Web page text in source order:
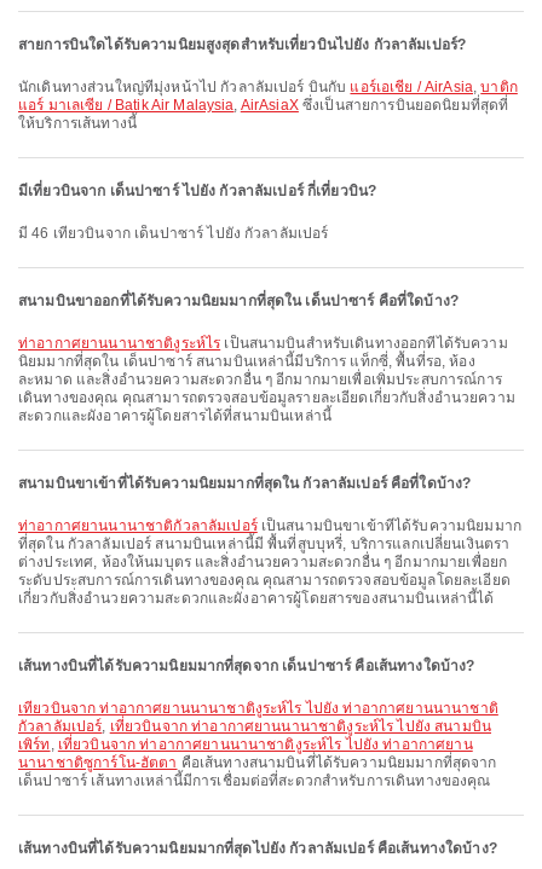
สายการบินใดได้รับความนิยมสูงสุดสำหรับเที่ยวบินไปยัง กัวลาลัมเปอร์?
นักเดินทางส่วนใหญ่ที่มุ่งหน้าไป กัวลาลัมเปอร์ บินกับ แอร์เอเชีย / AirAsia,บาติก
แอร์ มาเลเซีย / Batik Air Malaysia, AirAsiaXซึ่งเป็นสายการบินยอดนิยมที่สุดที่
ให้บริการเส้นทางนี้
มีเที่ยวบินจาก เด็นปาซาร์ ไปยัง กัวลาลัมเปอร์ กี่เที่ยวบิน?
มี 46 เที่ยวบินจาก เด็นปาซาร์ ไปยัง กัวลาลัมเปอร์
สนามบินขาออกที่ได้รับความนิยมมากที่สุดใน เด็นปาซาร์ คือที่ใดบ้าง?
ท่าอากาศยานนานาชาติงูระห์ไร เป็นสนามบินสำหรับเดินทางออกที่ได้รับความ
นิยมมากที่สุดใน เด็นปาซาร์ สนามบินเหล่านี้มีบริการ แท็กซี่, พื้นที่รอ, ห้อง
ละหมาด และสิ่งอำนวยความสะดวกอื่น ๆ อีกมากมายเพื่อเพิ่มประสบการณ์การ
เดินทางของคุณ คุณสามารถตรวจสอบข้อมูลรายละเอียดเกี่ยวกับสิ่งอำนวยความ
สะดวกและผังอาคารผู้โดยสารได้ที่สนามบินเหล่านี้
สนามบินขาเข้าที่ได้รับความนิยมมากที่สุดใน กัวลาลัมเปอร์ คือที่ใดบ้าง?
ท่าอากาศยานนานาชาติกัวลาลัมเปอร์เป็นสนามบินขาเข้าที่ได้รับความนิยมมาก
ที่สุดใน กัวลาลัมเปอร์ สนามบินเหล่านี้มี พื้นที่สูบบุหรี่, บริการแลกเปลี่ยนเงินตรา
ต่างประเทศ, ห้องให้นมบุตร และสิ่งอำนวยความสะดวกอื่น ๆ อีกมากมายเพื่อยก
ระดับประสบการณ์การเดินทางของคุณ คุณสามารถตรวจสอบข้อมูลโดยละเอียด
เกี่ยวกับสิ่งอำนวยความสะดวกและผังอาคารผู้โดยสารของสนามบินเหล่านี้ได้
เส้นทางบินที่ได้รับความนิยมมากที่สุดจาก เด็นปาซาร์ คือเส้นทางใดบ้าง?
เที่ยวบินจาก ท่าอากาศยานนานาชาติงูระห์ไร ไปยัง ท่าอากาศยานนานาชาติ
กัวลาลัมเปอร์, เที่ยวบินจาก ท่าอากาศยานนานาชาติงูระห์ไร ไปยัง สนามบิน
เพิร์ท, เที่ยวบินจาก ท่าอากาศยานนานาชาติงูระห์ไร ไปยัง ท่าอากาศยาน
นานาชาติซูการ์โน-ฮัตตา คือเส้นทางสนามบินที่ได้รับความนิยมมากที่สุดจาก
เด็นปาซาร์ เส้นทางเหล่านี้มีการเชื่อมต่อที่สะดวกสำหรับการเดินทางของคุณ
เส้นทางบินที่ได้รับความนิยมมากที่สุดไปยัง กัวลาลัมเปอร์ คือเส้นทางใดบ้าง?